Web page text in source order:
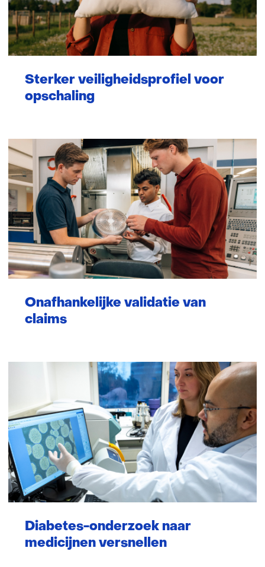
Sterker veiligheidsprofiel voor
opschaling
Onafhankelijke validatie van
claims
Diabetes-onderzoek naar
medicijnen versnellen